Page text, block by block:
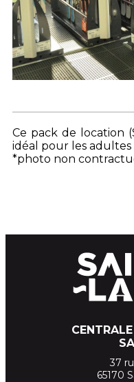
Ce pack de location
idéal pour les
*photo non
37
65170